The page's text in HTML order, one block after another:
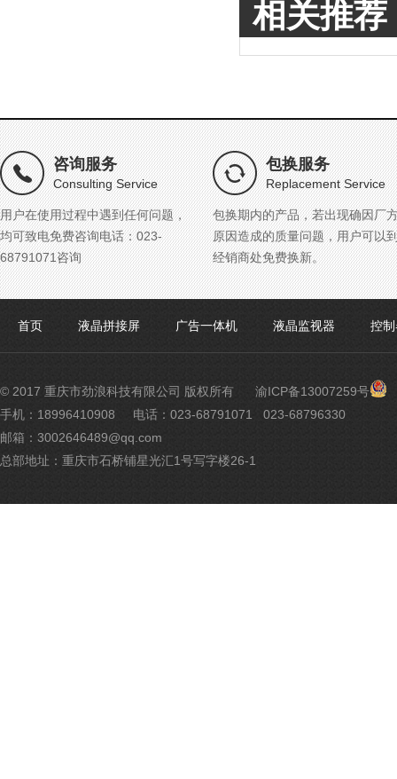
相关推荐
咨询服务
Consulting Service
用户在使用过程中遇到任何问题，
均可致电免费咨询电话：023-
68791071咨询
包换服务
Replacement Service
包换期内的产品，若出现确因厂
原因造成的质量问题，用户可以
经销商处免费换新。
首页 液晶拼接屏 广告一体机 液晶监视器 控
© 2017 重庆市劲浪科技有限公司 版权所有 渝ICP备13007259号 渝
手机：18996410908
电话：023-68791071 023-68796330
邮箱：3002646489@qq.com
总部地址：重庆市石桥铺星光汇1号写字楼26-1